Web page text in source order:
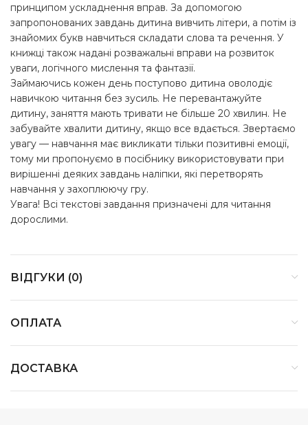
принципом ускладнення вправ. За допомогою
запропонованих завдань дитина вивчить літери, а потім із
знайомих букв навчиться складати слова та речення. У
книжці також надані розважальні вправи на розвиток
уваги, логічного мислення та фантазії.
Займаючись кожен день поступово дитина оволодіє
навичкою читання без зусиль. Не перевантажуйте
дитину, заняття мають тривати не більше 20 хвилин. Не
забувайте хвалити дитину, якщо все вдається. Звертаємо
увагу — навчання має викликати тільки позитивні емоції,
тому ми пропонуємо в посібнику використовувати при
вирішенні деяких завдань наліпки, які перетворять
навчання у захоплюючу гру.
Увага! Всі текстові завдання призначені для читання
дорослими.
ВІДГУКИ (0)
ОПЛАТА
ДОСТАВКА